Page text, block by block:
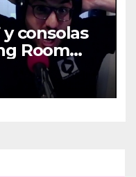
y consolas
Room